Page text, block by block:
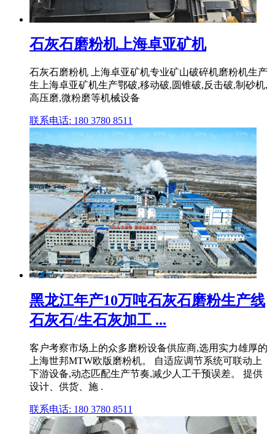
石灰石磨粉机上海卓亚矿机
石灰石磨粉机 上海卓亚矿机专业矿山破碎机磨粉机生产
生上海卓亚矿机生产鄂破,移动破,圆锥破,反击破,制砂机,
高压磨,微粉磨等机械设备
联系电话: 180 3780 8511
黑龙江年产10万吨石灰石磨粉生产线
石灰石/生石灰加工 ...
客户考察市场上的众多磨粉设备供应商,选用实力雄厚的
上海世邦MTW欧版磨粉机。 自适应调节系统可联动上
下游设备,动态匹配生产节奏,减少人工干预误差。 提供
设计、供货、施 .
联系电话: 180 3780 8511